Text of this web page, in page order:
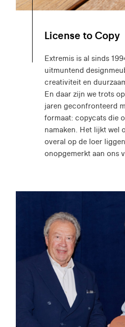
License to Copy
Extremis is al sinds
uitmuntend
creativiteit en
En daar zijn we trots
jaren geconfronteerd
formaat: copycats die
namaken. Het lijkt wel
overal op de loer
onopgemerkt aan ons